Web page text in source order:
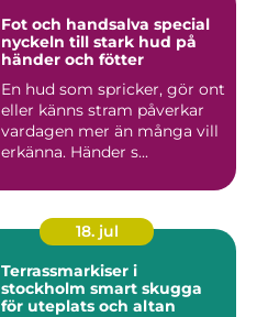
Fot och handsalva special
nyckeln till stark hud på
händer och fötter
En hud som spricker, gör ont
eller känns stram påverkar
vardagen mer än många vill
erkänna. Händer s...
18. jul
Terrassmarkiser i
stockholm smart skugga
för uteplats och altan